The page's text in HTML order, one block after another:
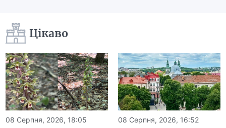
Цікаво
08 Серпня, 2026, 18:05 08 Серпня, 2026, 16:52